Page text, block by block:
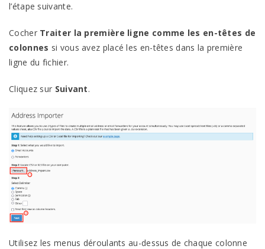
l’étape suivante.
Cocher Traiter la première ligne comme les en-têtes de
colonnes si vous avez placé les en-têtes dans la première
ligne du fichier.
Cliquez sur Suivant.
Utilisez les menus déroulants au-dessus de chaque colonne